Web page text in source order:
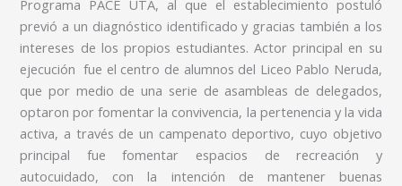
Programa PACE UTA, al que el establecimiento postuló
previó a un diagnóstico identificado y gracias también a los
intereses de los propios estudiantes. Actor principal en su
ejecución fue el centro de alumnos del Liceo Pablo Neruda,
que por medio de una serie de asambleas de delegados,
optaron por fomentar la convivencia, la pertenencia y la vida
activa, a través de un campenato deportivo, cuyo objetivo
principal fue fomentar espacios de recreación y
autocuidado, con la intención de mantener buenas